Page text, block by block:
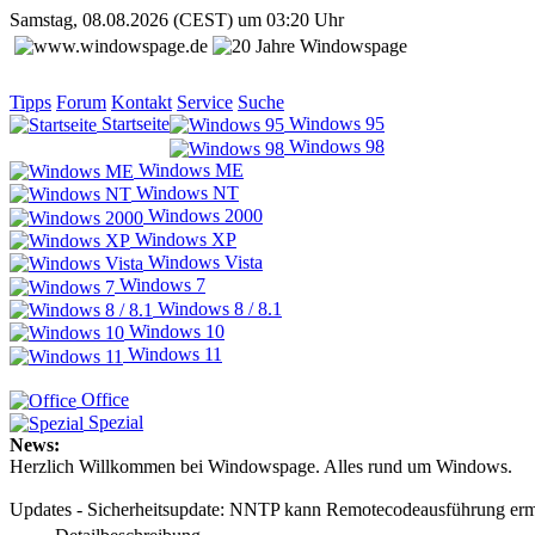
Samstag, 08.08.2026 (CEST) um 03:20 Uhr
Tipps Forum Kontakt Service Suche
Startseite
Windows 95
Windows 98
Windows ME
Windows NT
Windows 2000
Windows XP
Windows Vista
Windows 7
Windows 8 / 8.1
Windows 10
Windows 11
Office
Spezial
News:
Herzlich Willkommen bei Windowspage. Alles rund um Windows.
Updates - Sicherheitsupdate: NNTP kann Remotecodeausführung